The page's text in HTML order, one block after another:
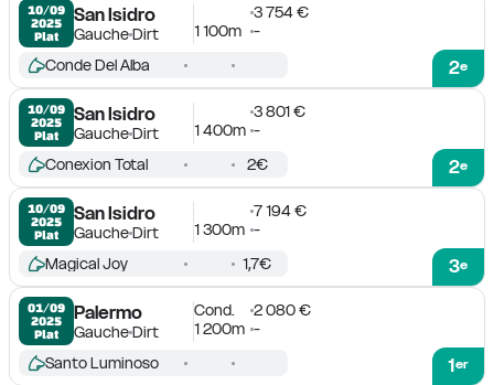
10/09
2025
Plat
San Isidro
GaucheDirt
3 754 €
1 100m
-
2e
Conde Del Alba
10/09
2025
Plat
San Isidro
GaucheDirt
3 801 €
1 400m -
2e
Conexion Total 2€
10/09
2025
Plat
San Isidro
GaucheDirt
7 194 €
1 300m -
3e
Magical Joy 1,7€
01/09
2025
Plat
Palermo
GaucheDirt
Cond.
2 080 €
1 200m -
1er
Santo Luminoso